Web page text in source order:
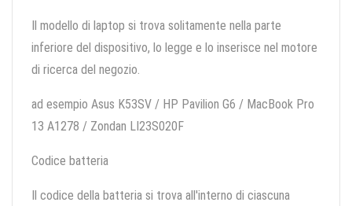
Il modello di laptop si trova solitamente nella parte
inferiore del dispositivo, lo legge e lo inserisce nel motore
di ricerca del negozio.
ad esempio Asus K53SV / HP Pavilion G6 / MacBook Pro
13 A1278 / Zondan LI23S020F
Codice batteria
Il codice della batteria si trova all'interno di ciascuna